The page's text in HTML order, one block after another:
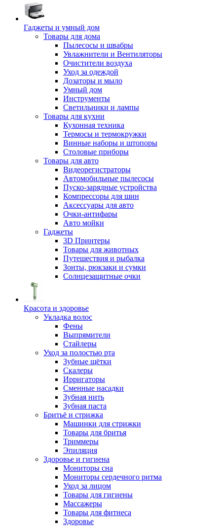
Гаджеты и умный дом
Товары для дома
Пылесосы и швабры
Увлажнители и Вентиляторы
Очистители воздуха
Уход за одеждой
Дозаторы и мыло
Умный дом
Инструменты
Светильники и лампы
Товары для кухни
Кухонная техника
Термосы и термокружки
Винные наборы и штопоры
Столовые приборы
Товары для авто
Видеорегистраторы
Автомобильные пылесосы
Пуско-зарядные устройства
Компрессоры для шин
Аксессуары для авто
Очки-антифары
Авто мойки
Гаджеты
3D Принтеры
Товары для животных
Путешествия и рыбалка
Зонты, рюкзаки и сумки
Солнцезащитные очки
Красота и здоровье
Укладка волос
Фены
Выпрямители
Стайлеры
Уход за полостью рта
Зубные щётки
Скалеры
Ирригаторы
Сменные насадки
Зубная нить
Зубная паста
Бритьё и стрижка
Машинки для стрижки
Товары для бритья
Триммеры
Эпиляция
Здоровье и гигиена
Мониторы сна
Мониторы сердечного ритма
Уход за лицом
Товары для гигиены
Массажеры
Товары для фитнеса
Здоровье